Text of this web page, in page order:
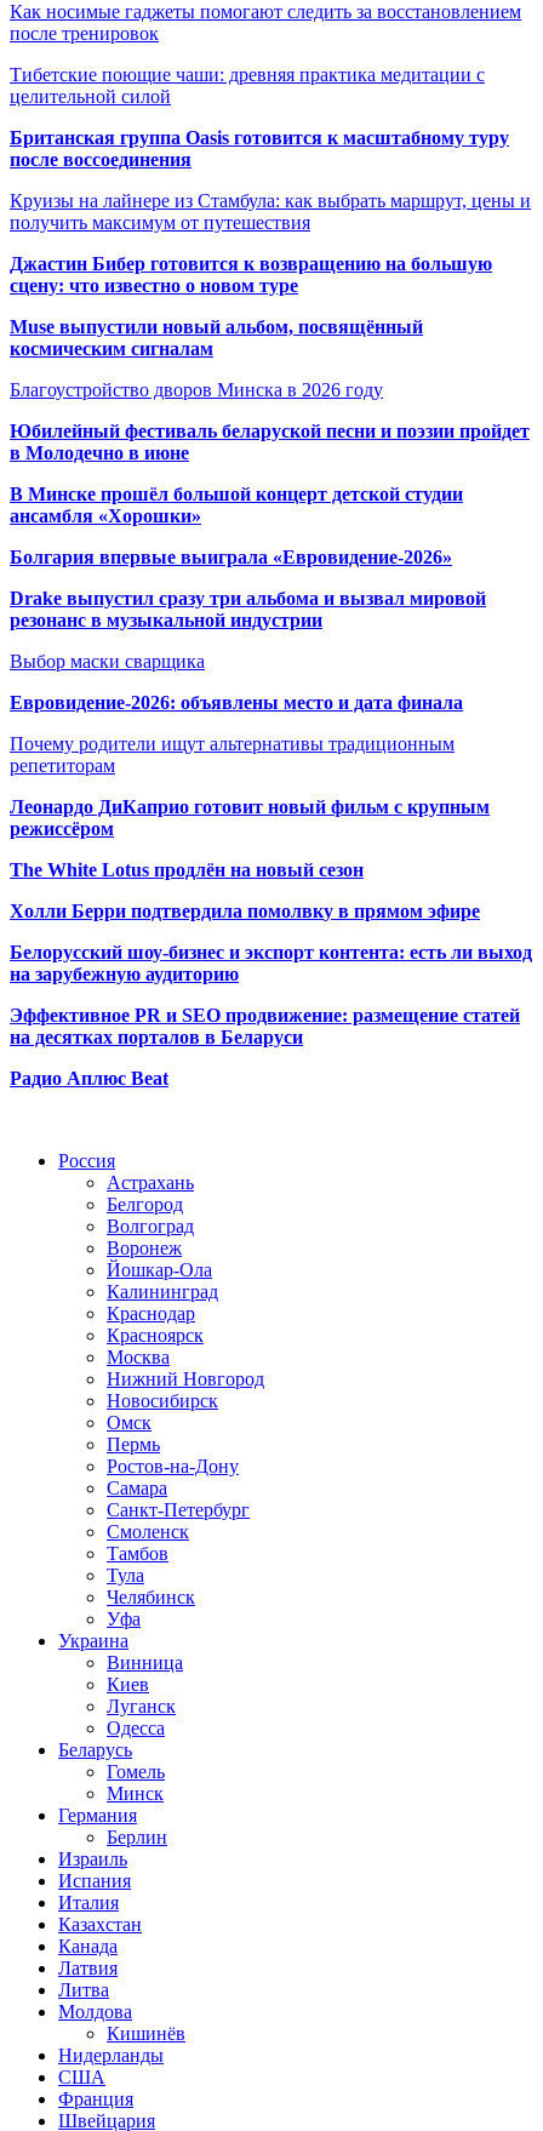
Как носимые гаджеты помогают следить за восстановлением
после тренировок
Тибетские поющие чаши: древняя практика медитации с
целительной силой
Британская группа Oasis готовится к масштабному туру
после воссоединения
Круизы на лайнере из Стамбула: как выбрать маршрут, цены и
получить максимум от путешествия
Джастин Бибер готовится к возвращению на большую
сцену: что известно о новом туре
Muse выпустили новый альбом, посвящённый
космическим сигналам
Благоустройство дворов Минска в 2026 году
Юбилейный фестиваль беларуской песни и поэзии пройдет
в Молодечно в июне
В Минске прошёл большой концерт детской студии
ансамбля «Хорошки»
Болгария впервые выиграла «Евровидение-2026»
Drake выпустил сразу три альбома и вызвал мировой
резонанс в музыкальной индустрии
Выбор маски сварщика
Евровидение-2026: объявлены место и дата финала
Почему родители ищут альтернативы традиционным
репетиторам
Леонардо ДиКаприо готовит новый фильм с крупным
режиссёром
The White Lotus продлён на новый сезон
Холли Берри подтвердила помолвку в прямом эфире
Белорусский шоу-бизнес и экспорт контента: есть ли выход
на зарубежную аудиторию
Эффективное PR и SEO продвижение: размещение статей
на десятках порталов в Беларуси
Радио Аплюс Beat
Россия
Астрахань
Белгород
Волгоград
Воронеж
Йошкар-Ола
Калининград
Краснодар
Красноярск
Москва
Нижний Новгород
Новосибирск
Омск
Пермь
Ростов-на-Дону
Самара
Санкт-Петербург
Смоленск
Тамбов
Тула
Челябинск
Уфа
Украина
Винница
Киев
Луганск
Одесса
Беларусь
Гомель
Минск
Германия
Берлин
Израиль
Испания
Италия
Казахстан
Канада
Латвия
Литва
Молдова
Кишинёв
Нидерланды
США
Франция
Швейцария